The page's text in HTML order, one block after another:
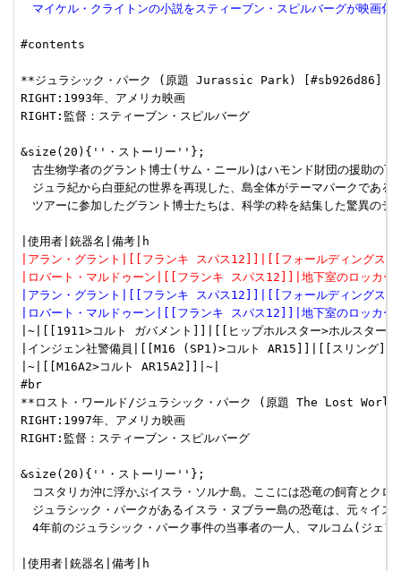
マイケル・クライトンの小説をスティーブン・スピルバーグが映画化
#contents
**ジュラシック・パーク (原題 Jurassic Park) [#sb926d86]
RIGHT:1993年、アメリカ映画
RIGHT:監督：スティーブン・スピルバーグ
&size(20){''・ストーリー''};
古生物学者のグラント博士(サム・ニール)はハモンド財団の援助の下
ジュラ紀から白亜紀の世界を再現した、島全体がテーマパークであ
ツアーに参加したグラント博士たちは、科学の粋を結集した驚異のテ
|アラン・グラント|[[フランキ スパス12]]|[[フォールディング
|ロバート・マルドゥーン|[[フランキ スパス12]]|地下室のロッ
|アラン・グラント|[[フランキ スパス12]]|[[フォールディング
|ロバート・マルドゥーン|[[フランキ スパス12]]|地下室のロッ
|~|[[1911>コルト ガバメント]]|[[ヒップホルスター>ホルスター
|インジェン社警備員|[[M16 (SP1)>コルト AR15]]|[[スリング]]
|~|[[M16A2>コルト AR15A2]]|~|
#br
**ロスト・ワールド/ジュラシック・パーク (原題 The Lost
RIGHT:1997年、アメリカ映画
RIGHT:監督：スティーブン・スピルバーグ
&size(20){''・ストーリー''};
コスタリカ沖に浮かぶイスラ・ソルナ島。ここには恐竜の飼育とクロ
ジュラシック・パークがあるイスラ・ヌブラー島の恐竜は、元々イス
4年前のジュラシック・パーク事件の当事者の一人、マルコム(ジェフ
|使用者|銃器名|備考|h